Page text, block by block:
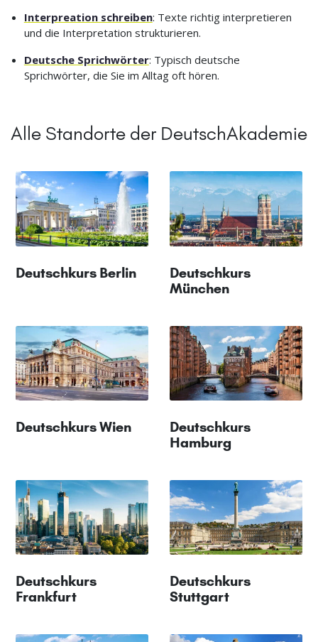
Interpreation schreiben: Texte richtig interpretieren
und die Interpretation strukturieren.
Deutsche Sprichwörter: Typisch deutsche
Sprichwörter, die Sie im Alltag oft hören.
Alle Standorte der DeutschAkademie
Deutschkurs Berlin
Deutschkurs
München
Deutschkurs Wien
Deutschkurs
Hamburg
Deutschkurs
Frankfurt
Deutschkurs
Stuttgart